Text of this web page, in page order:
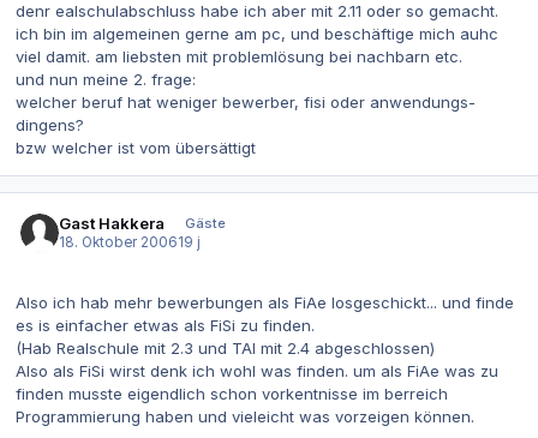
denr ealschulabschluss habe ich aber mit 2.11 oder so gemacht.
ich bin im algemeinen gerne am pc, und beschäftige mich auhc
viel damit. am liebsten mit problemlösung bei nachbarn etc.
und nun meine 2. frage:
welcher beruf hat weniger bewerber, fisi oder anwendungs-
dingens?
bzw welcher ist vom übersättigt
Gast Hakkera
Gäste
18. Oktober 200619 j
Also ich hab mehr bewerbungen als FiAe losgeschickt... und finde
es is einfacher etwas als FiSi zu finden.
(Hab Realschule mit 2.3 und TAI mit 2.4 abgeschlossen)
Also als FiSi wirst denk ich wohl was finden. um als FiAe was zu
finden musste eigendlich schon vorkentnisse im berreich
Programmierung haben und vieleicht was vorzeigen können.